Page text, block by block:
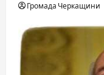
Громада Черкащини